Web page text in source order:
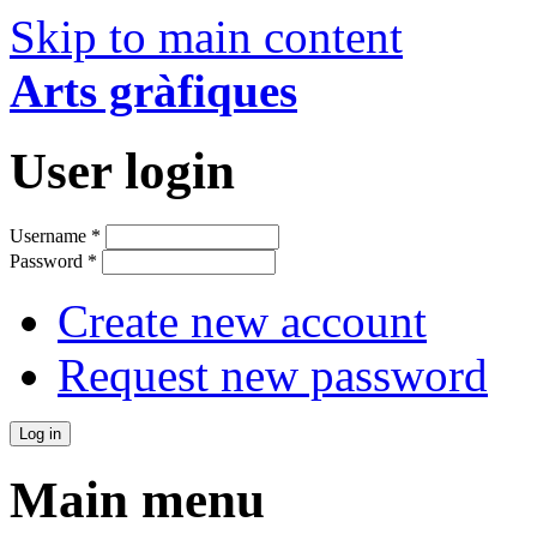
Skip to main content
Arts gràfiques
User login
Username *
Password *
Create new account
Request new password
Main menu